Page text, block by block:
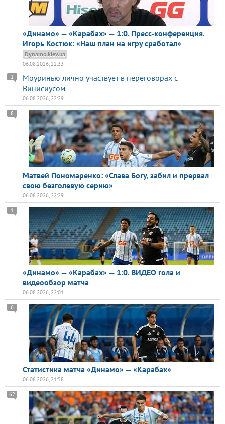
«Динамо» — «Карабах» — 1:0. Пресс-конференция.
Игорь Костюк: «Наш план на игру сработал»
Dynamo.kiev.ua
06.08.2026, 22:33
Моуринью лично участвует в переговорах с
Винисиусом
1
06.08.2026, 22:29
Матвей Пономаренко: «Слава Богу, забил и прервал
свою безголевую серию»
8
06.08.2026, 22:29
«Динамо» — «Карабах» — 1:0. ВИДЕО гола и
видеообзор матча
1
06.08.2026, 22:01
Статистика матча «Динамо» — «Карабах»
6
06.08.2026, 21:58
62